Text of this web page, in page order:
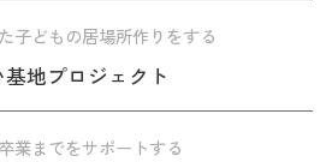
子どもの居場所作りをする
地プロジェクト
業までをサポートする